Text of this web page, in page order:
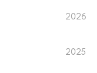
2026
2025